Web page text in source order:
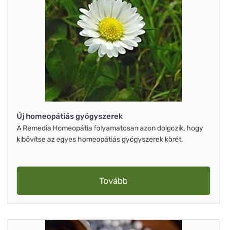
Új homeopátiás gyógyszerek
A Remedia Homeopátia folyamatosan azon dolgozik, hogy
kibővítse az egyes homeopátiás gyógyszerek körét.
Tovább